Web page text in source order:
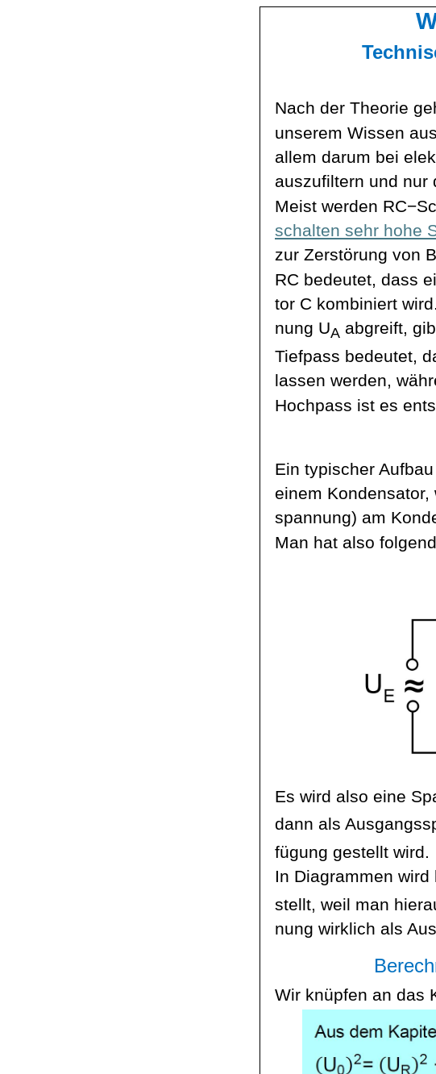
Nach der Theorie
unserem Wissen
allem darum bei
auszufiltern und nur
Meist werden
schalten sehr hohe
zur Zerstörung von
RC bedeutet, dass
tor C kombiniert
nung UA abgreift,
Tiefpass bedeutet,
lassen werden,
Hochpass ist es
Ein typischer
einem
spannung) am
Man hat also
Es wird also eine
dann als
fügung gestellt wird.
In Diagrammen
stellt, weil man
nung wirklich als
Wir knüpfen an das